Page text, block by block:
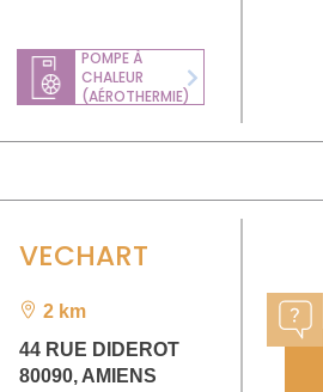
POMPE À
CHALEUR
(AÉROTHERMIE)Next
VECHART
2 km
44 RUE DIDEROT
80090, AMIENS